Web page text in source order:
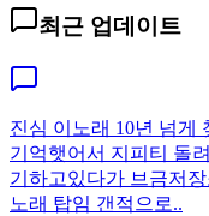
최근 업데이트
진심 이노래 10년 넘게
기억햇어서 지피티 돌
기하고있다가 브금저
노래 탑임 갠적으로..